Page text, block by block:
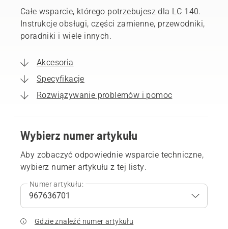
Całe wsparcie, którego potrzebujesz dla LC 140.
Instrukcje obsługi, części zamienne, przewodniki,
poradniki i wiele innych.
Akcesoria
Specyfikacje
Rozwiązywanie problemów i pomoc
Wybierz numer artykułu
Aby zobaczyć odpowiednie wsparcie techniczne,
wybierz numer artykułu z tej listy.
Numer artykułu:
Gdzie znaleźć numer artykułu